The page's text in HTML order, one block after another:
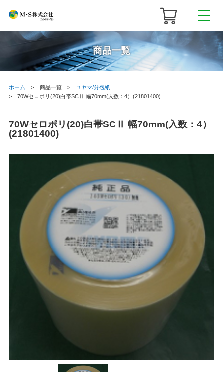
商品一覧
ホーム 商品一覧
ユヤマ/分包紙
70Wセロポリ(20)白帯SCⅡ 幅70mm(入数：4）(21801400)
70Wセロポリ(20)白帯SCⅡ 幅70mm(入数：4）
(21801400)